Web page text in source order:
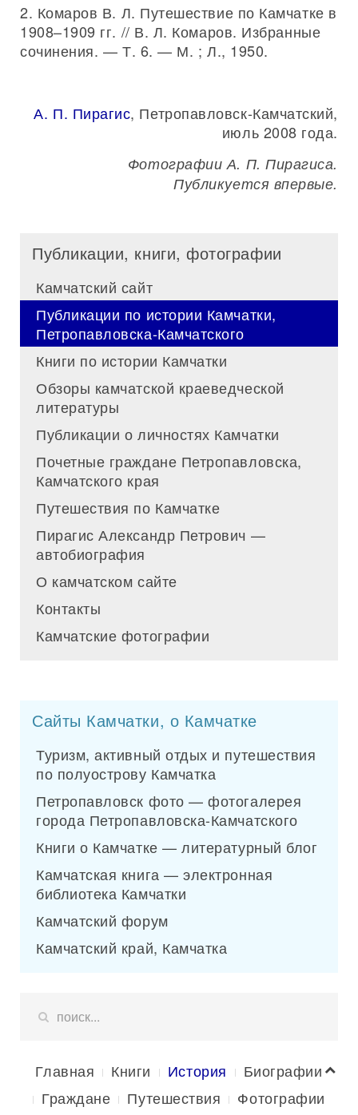
2. Комаров В. Л. Путешествие по Камчатке в
1908–1909 гг. // В. Л. Комаров. Избранные
сочинения. — Т. 6. — М. ; Л., 1950.
А. П. Пирагис, Петропавловск-Камчатский,
июль 2008 года.
Фотографии А. П. Пирагиса.
Публикуется впервые.
Публикации, книги, фотографии
Камчатский сайт
Публикации по истории Камчатки,
Петропавловска-Камчатского
Книги по истории Камчатки
Обзоры камчатской краеведческой
литературы
Публикации о личностях Камчатки
Почетные граждане Петропавловска,
Камчатского края
Путешествия по Камчатке
Пирагис Александр Петрович —
автобиография
О камчатском сайте
Контакты
Камчатские фотографии
Сайты Камчатки, о Камчатке
Туризм, активный отдых и путешествия
по полуострову Камчатка
Петропавловск фото — фотогалерея
города Петропавловска-Камчатского
Книги о Камчатке — литературный блог
Камчатская книга — электронная
библиотека Камчатки
Камчатский форум
Камчатский край, Камчатка
Главная Книги История
Биографии
Граждане
Путешествия
Фотографии